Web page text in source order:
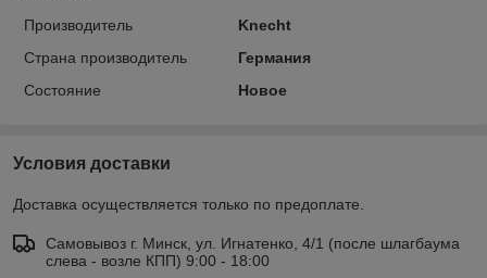
Производитель
Knecht
Страна производитель
Германия
Состояние
Новое
Условия доставки
Доставка осуществляется только по предоплате.
Самовывоз г. Минск, ул. Игнатенко, 4/1 (после шлагбаума
слева - возле КПП) 9:00 - 18:00